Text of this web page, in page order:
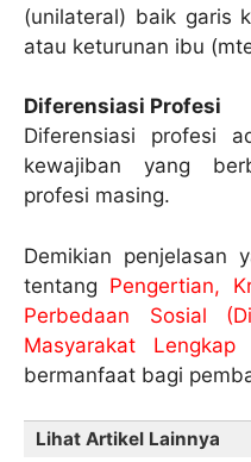
(unilateral) baik garis
atau keturunan ibu
Diferensiasi Profesi
Diferensiasi profesi
kewajiban yang
profesi masing.
Demikian penjelasan
tentang Pengertian,
Perbedaan Sosial
Masyarakat Lengkap
bermanfaat bagi
Lihat Artikel Lainnya